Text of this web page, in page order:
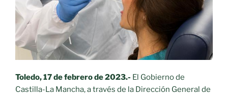
Toledo, 17 de febrero de 2023.- El Gobierno de
Castilla-La Mancha, a través de la Dirección General de